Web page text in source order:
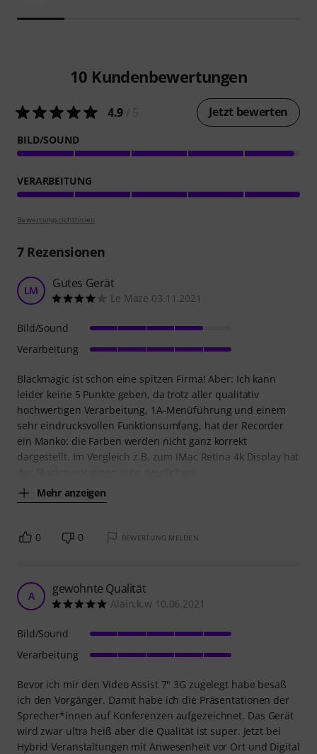
10 Kundenbewertungen
4.9 Jetzt bewerten
BILD/SOUND
VERARBEITUNG
Bewertungsrichtlinien
7Rezensionen
LM Gutes Gerät
Le Maze 03.11.2021
Blackmagic ist schon eine spitzen Firma! Aber: Ich kann
leider keine 5 Punkte geben, da trotz aller qualitativ
hochwertigen Verarbeitung, 1A-Menüführung und einem
sehr eindrucksvollen Funktionsumfang, hat der Recorder
ein Manko: die Farben werden nicht ganz korrekt
dargestellt. Im Vergleich z.B. zum iMac Retina 4k Display hat
Mehr anzeigen
Bild/Sound
Verarbeitung
0 0 BEWERTUNG MELDEN
A gewohnte Qualität
Alain.k.w 10.06.2021
Bevor ich mir den Video Assist 7" 3G zugelegt habe besaß
ich den Vorgänger. Damit habe ich die Präsentationen der
Sprecher*innen auf Konferenzen aufgezeichnet. Das Gerät
wird zwar ultra heiß aber die Qualität ist super. Jetzt bei
Hybrid Veranstaltungen mit Anwesenheit vor Ort und Digital
Bild/Sound
Verarbeitung